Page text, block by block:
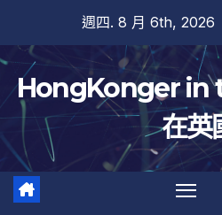
內
容
週四. 8 月 6th, 2026
HongKonger in
在英